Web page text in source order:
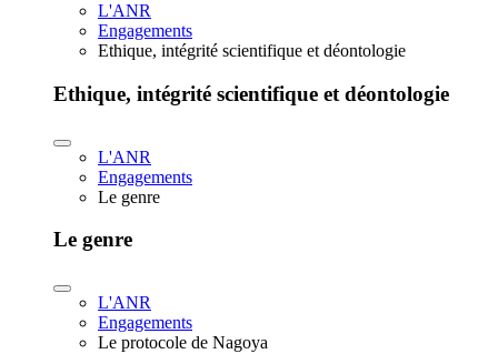
L'ANR
Engagements
Ethique, intégrité scientifique et déontologie
Ethique, intégrité scientifique et déontologie
L'ANR
Engagements
Le genre
Le genre
L'ANR
Engagements
Le protocole de Nagoya